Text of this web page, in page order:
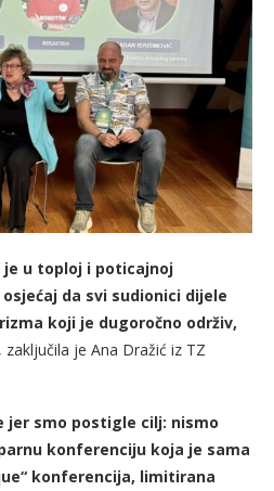
je u toploj i poticajnoj
da svi sudionici dijele
koji je dugoročno održiv,
zaključila je Ana Dražić iz TZ
jer smo postigle cilj: nismo
konferenciju koja je sama
konferencija, limitirana